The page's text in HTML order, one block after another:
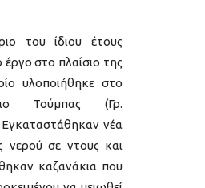
του ίδιου έτους
στο πλαίσιο της
υλοποιήθηκε στο
Τούμπας (Γρ.
νέα
νερού σε ντους και
καζανάκια που